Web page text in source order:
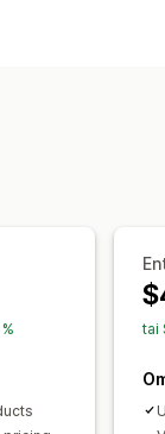
synkronointi
tai